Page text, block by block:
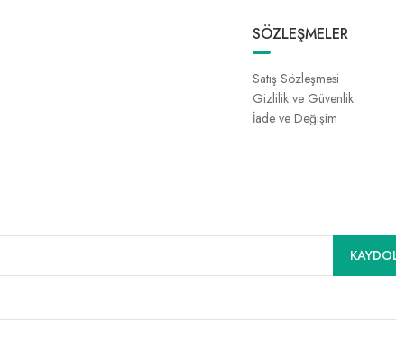
SÖZLEŞMELER
Satış Sözleşmesi
Gizlilik ve Güvenlik
İade ve Değişim